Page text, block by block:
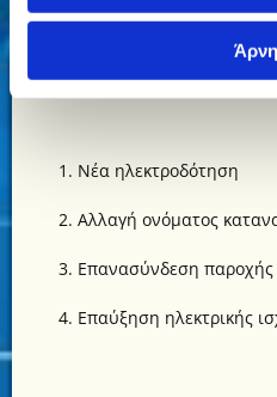
Η ΔΕΗ απαιτεί
Νέα ηλεκτροδότηση
Αλλαγή ονόματος
Επανασύνδεση
Επαύξηση ηλεκτρικής